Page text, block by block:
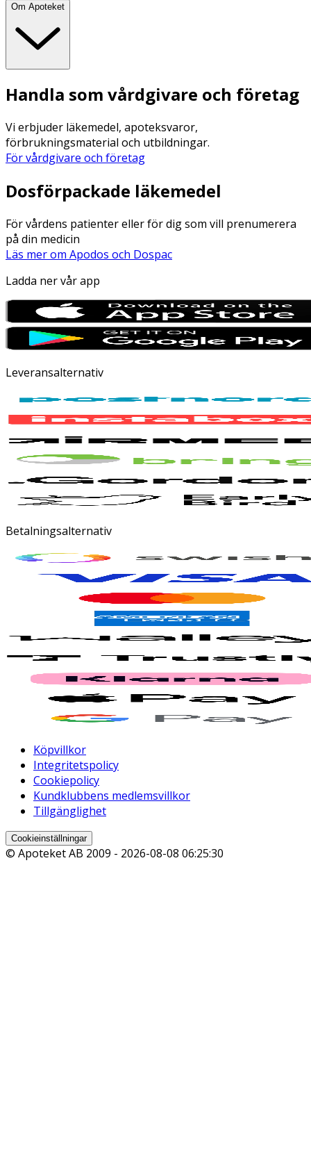
Om Apoteket
Handla som vårdgivare och företag
Vi erbjuder läkemedel, apoteksvaror,
förbrukningsmaterial och utbildningar.
För vårdgivare och företag
Dosförpackade läkemedel
För vårdens patienter eller för dig som vill prenumerera
på din medicin
Läs mer om Apodos och Dospac
Ladda ner vår app
Leveransalternativ
Betalningsalternativ
Köpvillkor
Integritetspolicy
Cookiepolicy
Kundklubbens medlemsvillkor
Tillgänglighet
Cookieinställningar
© Apoteket AB 2009 - 2026-08-08 06:25:30